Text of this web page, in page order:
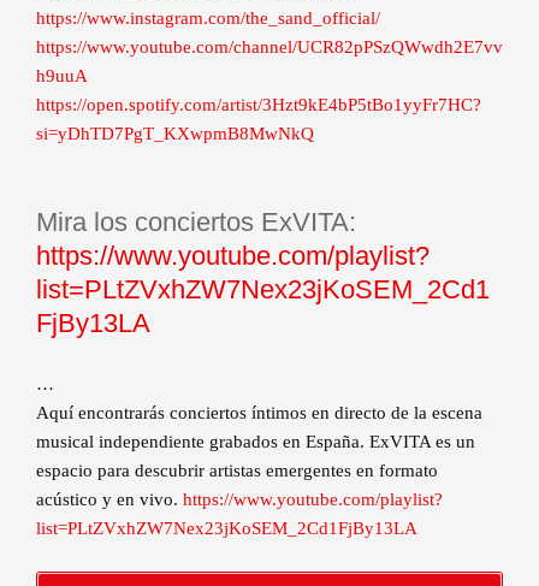
https://www.instagram.com/the_sand_official/
https://www.youtube.com/channel/UCR82pPSzQWwdh2E7vv
h9uuA
https://open.spotify.com/artist/3Hzt9kE4bP5tBo1yyFr7HC?
si=yDhTD7PgT_KXwpmB8MwNkQ
Mira los conciertos ExVITA:
https://www.youtube.com/playlist?
list=PLtZVxhZW7Nex23jKoSEM_2Cd1
FjBy13LA
…
Aquí encontrarás conciertos íntimos en directo de la escena
musical independiente grabados en España. ExVITA es un
espacio para descubrir artistas emergentes en formato
acústico y en vivo. https://www.youtube.com/playlist?
list=PLtZVxhZW7Nex23jKoSEM_2Cd1FjBy13LA